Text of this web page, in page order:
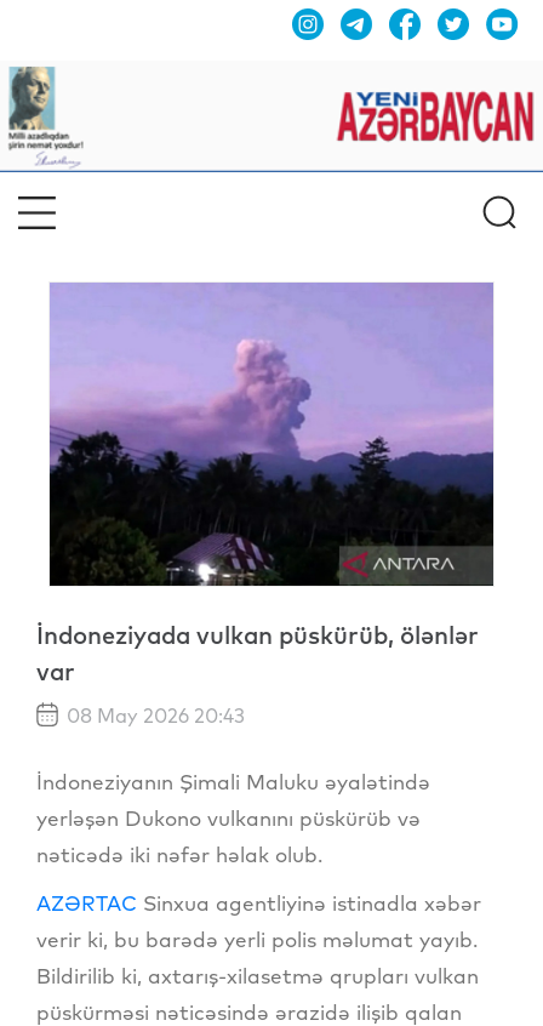
İndoneziyada vulkan püskürüb, ölənlər
var
08 May 2026 20:43
İndoneziyanın Şimali Maluku əyalətində
yerləşən Dukono vulkanını püskürüb və
nəticədə iki nəfər həlak olub.
AZƏRTAC Sinxua agentliyinə istinadla xəbər
verir ki, bu barədə yerli polis məlumat yayıb.
Bildirilib ki, axtarış-xilasetmə qrupları vulkan
püskürməsi nəticəsində ərazidə ilişib qalan